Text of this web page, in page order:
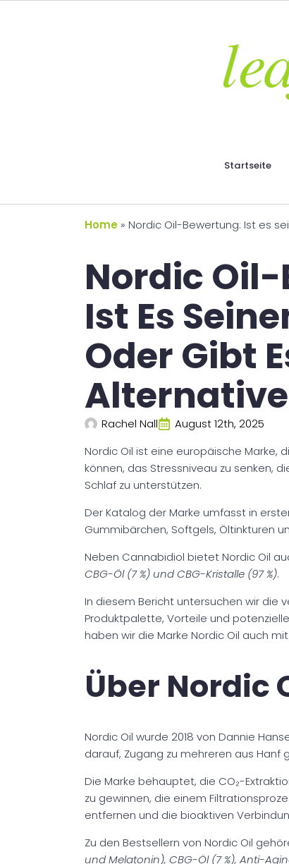
Startseite
Home » Nordic Oil-Bewertung: Ist es
Nordic
Ist Es
Oder Gibt
Rachel Nall
August 12th, 2025
Nordic Oil ist eine europäische
können, das Stressniveau zu senken,
Schlaf zu unterstützen.
Der Katalog der Marke umfasst in
Gummibärchen, Softgels, Öltinkturen
Neben Cannabidiol bietet Nordic Oil
CBG-Öl (7 %) und CBG-Kristalle (97 %).
In diesem Bericht untersuchen wir die
Produktpalette, Vorteile und
haben wir die Marke Nordic Oil auch
Über Nordic
Nordic Oil wurde 2018 von Dannie
darauf, Zugang zu mehreren aus
Die Marke behauptet, die CO₂-
zu gewinnen, die einem
entfernen und die bioaktiven
Zu den Bestsellern von Nordic Oil
und Melatonin), CBG-Öl (7 %), Anti-